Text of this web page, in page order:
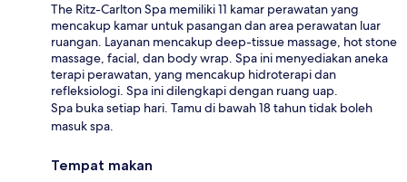
The Ritz-Carlton Spa memiliki 11 kamar perawatan yang
mencakup kamar untuk pasangan dan area perawatan luar
ruangan. Layanan mencakup deep-tissue massage, hot stone
massage, facial, dan body wrap. Spa ini menyediakan aneka
terapi perawatan, yang mencakup hidroterapi dan
refleksiologi. Spa ini dilengkapi dengan ruang uap.
Spa buka setiap hari. Tamu di bawah 18 tahun tidak boleh
masuk spa.
Tempat makan